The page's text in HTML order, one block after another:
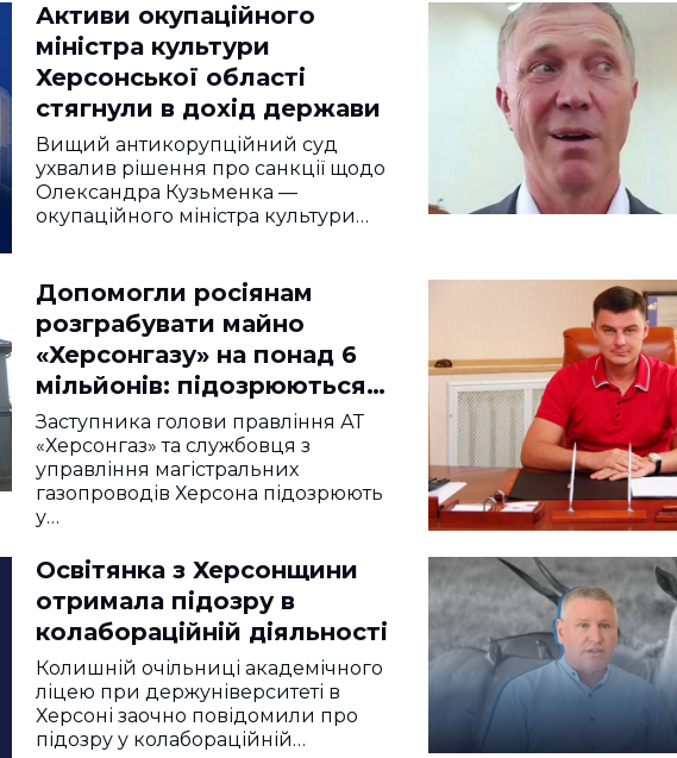
Активи окупаційного
міністра культури
Херсонської області
стягнули в дохід держави
Вищий антикорупційний суд
ухвалив рішення про санкції щодо
Олександра Кузьменка —
окупаційного міністра культури…
Допомогли росіянам
розграбувати майно
«Херсонгазу» на понад 6
мільйонів: підозрюються
двоє херсонців
Заступника голови правління АТ
«Херсонгаз» та службовця з
управління магістральних
газопроводів Херсона підозрюють
у…
Освітянка з Херсонщини
отримала підозру в
колабораційній діяльності
Колишній очільниці академічного
ліцею при держуніверситеті в
Херсоні заочно повідомили про
підозру у колабораційній…